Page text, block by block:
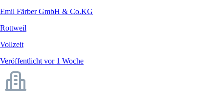
Emil Färber GmbH & Co.KG
Rottweil
Vollzeit
Veröffentlicht vor 1 Woche